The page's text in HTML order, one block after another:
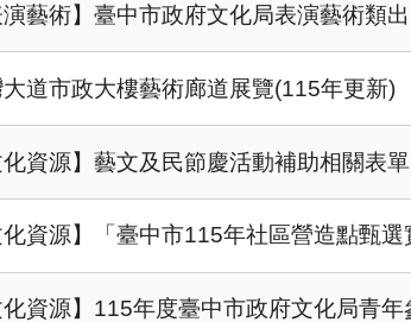
演藝術】臺中市政府文化局表演藝術類
道市政大樓藝術廊道展覽(115年更新)
化資源】藝文及民節慶活動補助相關表單
化資源】「臺中市115年社區營造點甄
化資源】115年度臺中市政府文化局青